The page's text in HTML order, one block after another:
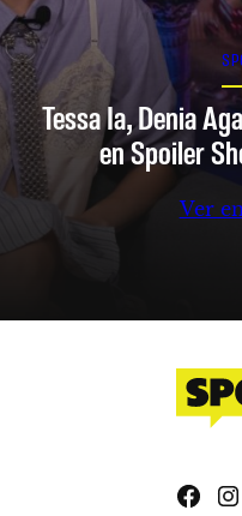
Tessa Ia, Denia
en Spoiler
Ver